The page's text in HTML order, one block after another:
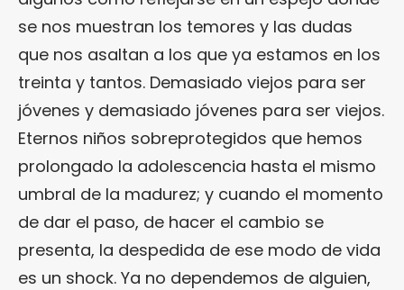
se nos muestran los temores y las dudas
que nos asaltan a los que ya estamos en los
treinta y tantos. Demasiado viejos para ser
jóvenes y demasiado jóvenes para ser viejos.
Eternos niños sobreprotegidos que hemos
prolongado la adolescencia hasta el mismo
umbral de la madurez; y cuando el momento
de dar el paso, de hacer el cambio se
presenta, la despedida de ese modo de vida
es un shock. Ya no dependemos de alguien,